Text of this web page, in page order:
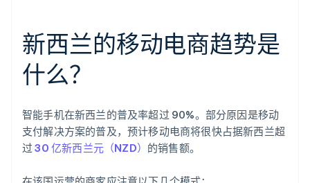
新西兰的移动电商趋势是
什么？
智能手机在新西兰的普及率超过 90%。部分原因是移动
支付解决方案的普及，预计移动电商将很快占据新西兰超
过 30 亿新西兰元（NZD） 的销售额。